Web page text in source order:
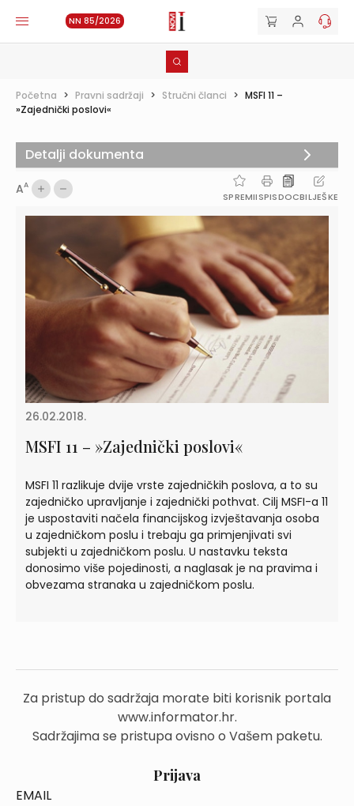
NN 85/2026
Početna > Pravni sadržaji > Stručni članci > MSFI 11 –
»Zajednički poslovi«
AA
SPREMIISPISDOCBILJEŠKE
26.02.2018.
MSFI 11 – »Zajednički poslovi«
MSFI 11 razlikuje dvije vrste zajedničkih poslova, a to su
zajedničko upravljanje i zajednički pothvat. Cilj MSFI-a 11
je uspostaviti načela financijskog izvještavanja osoba
u zajedničkom poslu i trebaju ga primjenjivati svi
subjekti u zajedničkom poslu. U nastavku teksta
donosimo više pojedinosti, a naglasak je na pravima i
obvezama stranaka u zajedničkom poslu.
Za pristup do sadržaja morate biti korisnik portala
www.informator.hr.
Sadržajima se pristupa ovisno o Vašem paketu.
Prijava
EMAIL
Detalji dokumenta